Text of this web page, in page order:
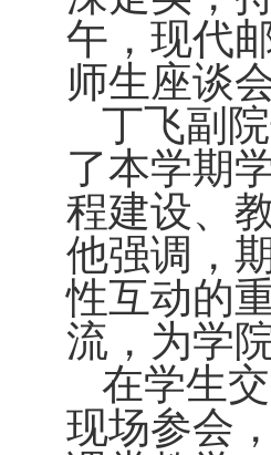
午，现代
师生座谈
丁飞副
了本学期
程建设、
他强调，
性互动的
流，为学
在学生
现场参会